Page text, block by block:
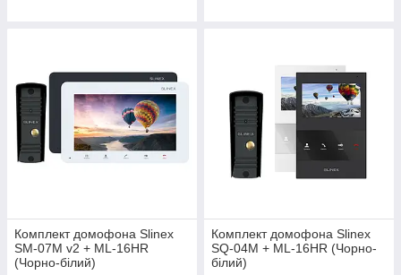
Комплект домофона Slinex
SM-07M v2 + ML-16HR
(Чорно-білий)
Комплект домофона Slinex
SQ-04M + ML-16HR (Чорно-
білий)